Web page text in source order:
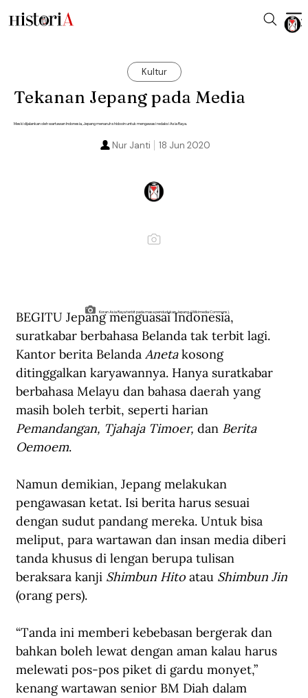
Kultur
Tekanan Jepang pada Media
Meski dijalankan oleh wartawan Indonesia, Jepang menaruh shidooin untuk mengawasi redaksi Asia Raya.
18 Jun 2020
Nur Janti
Koran Asia Raya terbit pada masa pendudukan Jepang. (Wikimedia Commons).
BEGITU Jepang menguasai Indonesia,
suratkabar berbahasa Belanda tak terbit lagi.
Kantor berita Belanda Aneta kosong
ditinggalkan karyawannya. Hanya suratkabar
berbahasa Melayu dan bahasa daerah yang
masih boleh terbit, seperti harian
Pemandangan, Tjahaja Timoer, dan Berita
Oemoem.
Namun demikian, Jepang melakukan
pengawasan ketat. Isi berita harus sesuai
dengan sudut pandang mereka. Untuk bisa
meliput, para wartawan dan insan media diberi
tanda khusus di lengan berupa tulisan
beraksara kanji Shimbun Hito atau Shimbun Jin
(orang pers).
“Tanda ini memberi kebebasan bergerak dan
bahkan boleh lewat dengan aman kalau harus
melewati pos-pos piket di gardu monyet,”
kenang wartawan senior BM Diah dalam